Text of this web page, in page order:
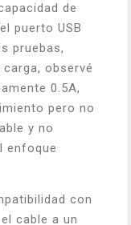
de
puerto USB
pruebas,
observé
0.5A,
pero no
y no
enfoque
con
cable a un